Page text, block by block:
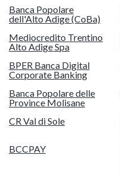
Banca Popolare
dell'Alto Adige (CoBa)
Mediocredito Trentino
Alto Adige Spa
BPER Banca Digital
Corporate Banking
Banca Popolare delle
Province Molisane
CR Val di Sole
BCCPAY